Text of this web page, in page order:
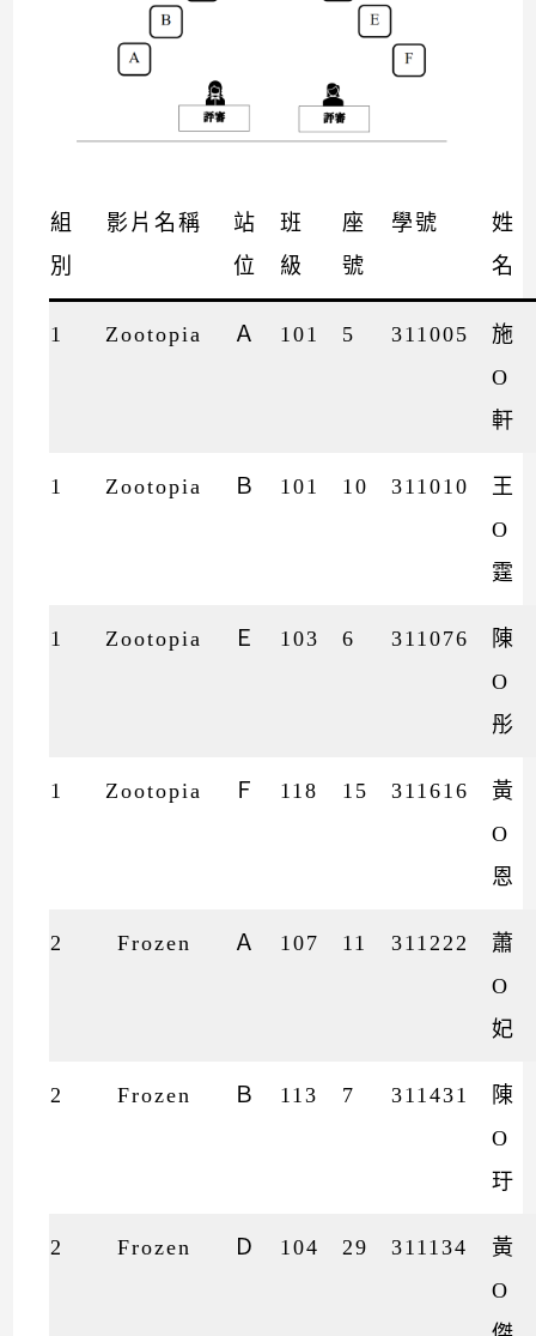
組
別
影片名稱
站
位
班
級
座
號
學號
姓
名
1 Zootopia Ａ 101 5 311005
施
O
軒
1 Zootopia Ｂ 101 10 311010
王
O
霆
1 Zootopia Ｅ 103 6 311076
陳
O
彤
1 Zootopia Ｆ 118 15 311616
黃
O
恩
2 Frozen Ａ 107 11 311222
蕭
O
妃
2 Frozen Ｂ 113 7 311431
陳
O
玗
2 Frozen Ｄ 104 29 311134
黃
O